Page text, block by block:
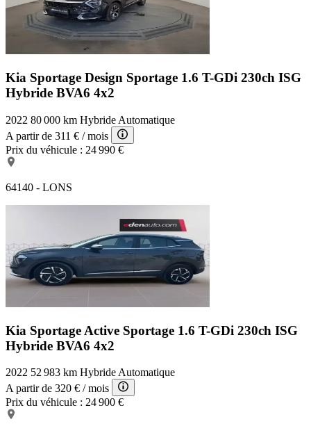
Kia Sportage Design Sportage 1.6 T-GDi 230ch ISG
Hybride BVA6 4x2
2022 80 000 km Hybride Automatique
A partir de 311 € / mois
Prix du véhicule : 24 990 €
64140 - LONS
Kia Sportage Active Sportage 1.6 T-GDi 230ch ISG
Hybride BVA6 4x2
2022 52 983 km Hybride Automatique
A partir de 320 € / mois
Prix du véhicule : 24 900 €